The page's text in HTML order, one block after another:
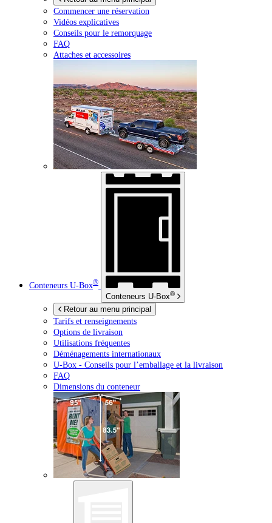
Commencer une réservation
Vidéos explicatives
Conseils pour le remorquage
FAQ
Attaches et accessoires
Conteneurs U-Box®
Conteneurs U-Box®
Retour au menu principal
Tarifs et renseignements
Options de livraison
Utilisations fréquentes
Déménagements internationaux
U-Box - Conseils pour l’emballage et la livraison
FAQ
Dimensions du conteneur